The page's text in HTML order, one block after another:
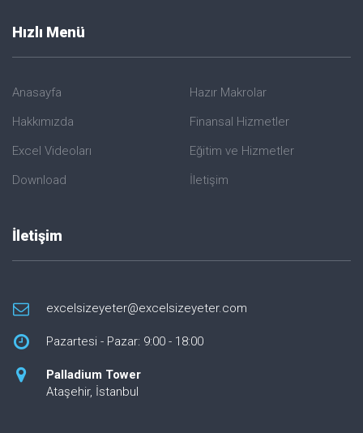
Hızlı Menü
Anasayfa
Hakkımızda
Excel Videoları
Download
Hazır Makrolar
Finansal Hizmetler
Eğitim ve Hizmetler
İletişim
İletişim
excelsizeyeter@excelsizeyeter.com
Pazartesi - Pazar: 9:00 - 18:00
Palladium Tower
Ataşehir, İstanbul